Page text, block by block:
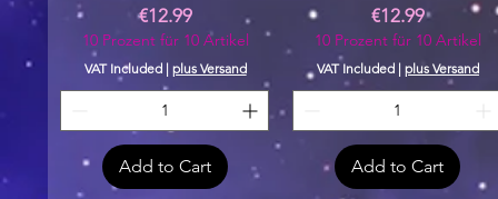
Price
€12.99
10 Prozent für 10 Artikel
VAT Included| plus Versand
Add to Cart
Price
€12.99
10 Prozent für 10 Artikel
VAT Included| plus Versand
Add to Cart